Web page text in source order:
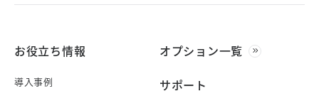
お役立ち情報
導入事例
オプション一覧
サポート